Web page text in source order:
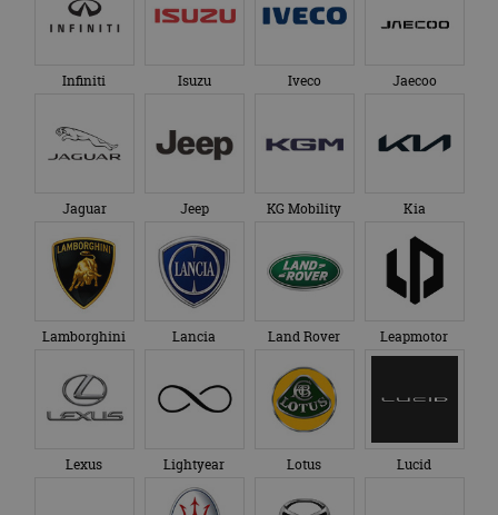
Infiniti Isuzu Iveco Jaecoo
Jaguar Jeep KG Mobility Kia
Lamborghini Lancia Land Rover Leapmotor
Lexus Lightyear Lotus Lucid